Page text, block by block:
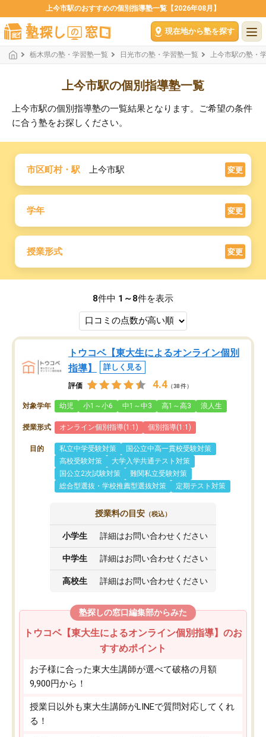
上今市駅のおすすめの個別指導塾一覧【2026年08月】
現在地から塾を探す
栃木県の塾・学習塾一覧 日光市の塾・学習塾一覧 上今市駅の塾・
上今市駅の個別指導塾一覧
上今市駅の個別指導塾の一覧結果となります。ご希望の条件
に合う塾をお探しください。
市区町村・駅 上今市駅 変更
学年 変更
授業形式 変更
8件中 1～8件を表示
トウコベ【東大生によるオンライン個別
指導】
詳しく見る
評価 4.4 （38件）
対象学年 幼児 小1～小6 中1～中3 高1～高3 浪人生
授業形式 オンライン個別指導(1:1) 個別指導(1:1)
目的 私立中学受験対策
国公立中高一貫校受験対策
高校受験対策
大学入学共通テスト対策
国公立2次試験対策
難関私立受験対策
総合型選抜・学校推薦型選抜対策
定期テスト対策
授業料の目安 （税込）
小学生 詳細はお問い合わせください
中学生 詳細はお問い合わせください
高校生 詳細はお問い合わせください
塾探しの窓口編集部からみた
トウコベ【東大生によるオンライン個別指導】のお
すすめポイント
お子様に合った東大生講師が選べて破格の月額
9,900円から！
授業日以外も東大生講師がLINEで質問対応してくれ
る！